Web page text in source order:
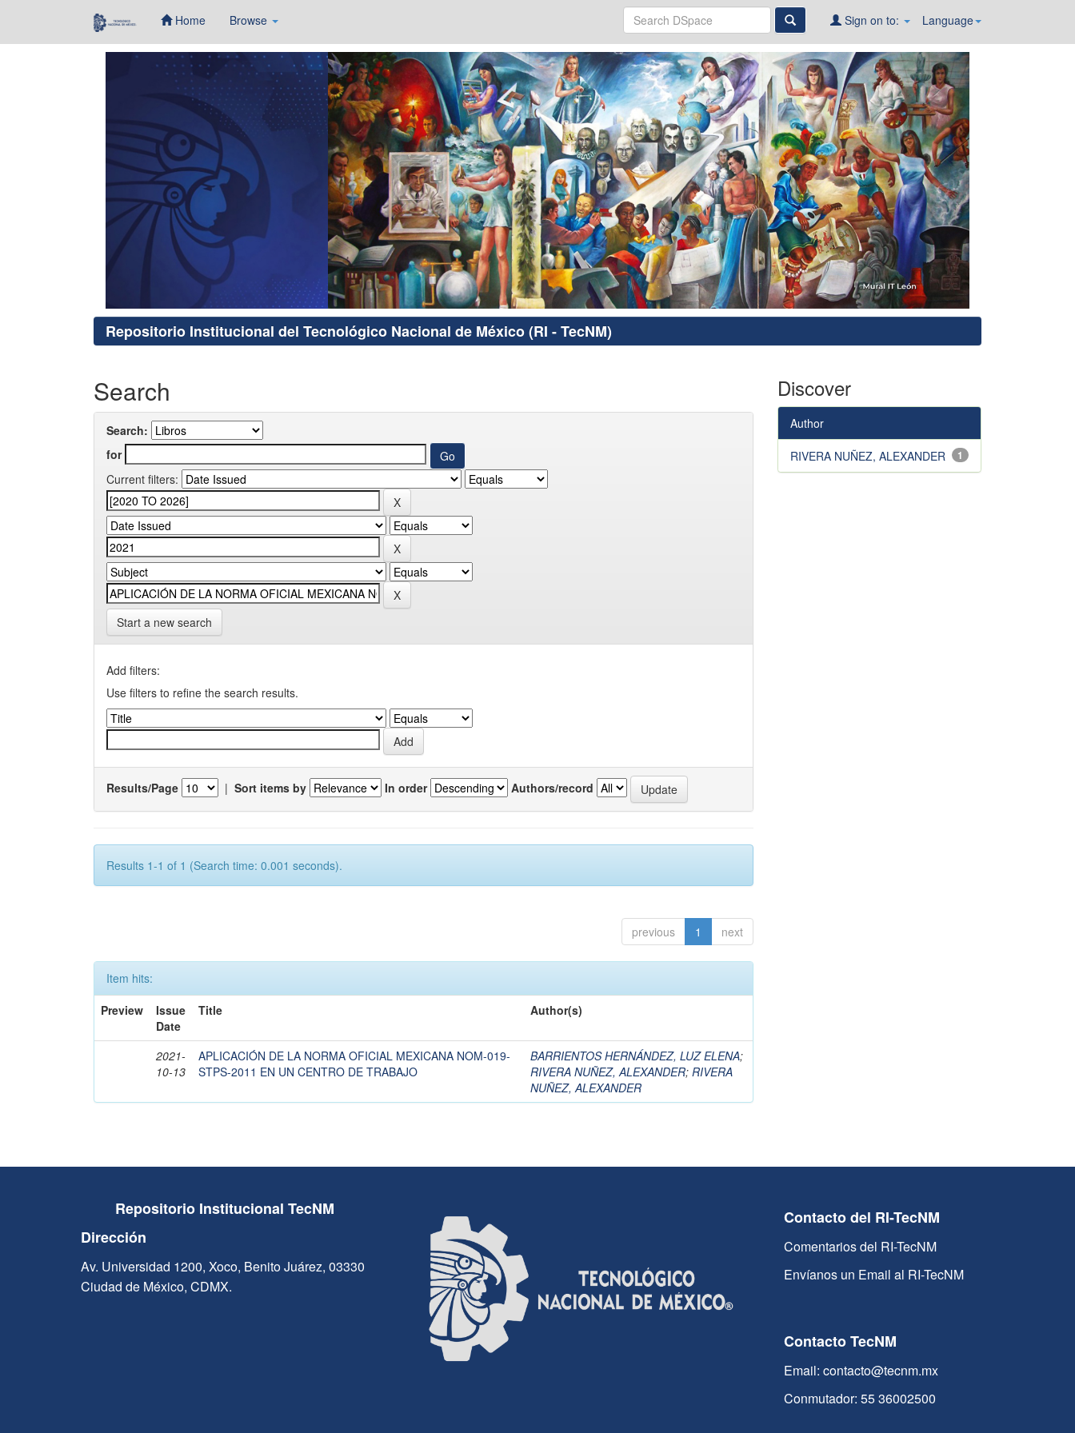
Home Browse Language
Sign on to:
Repositorio Institucional del Tecnológico Nacional de México (RI - TecNM)
Search
Search:
for
Current filters:
Start a new search
Add filters:
Use filters to refine the search results.
Results/Page | Sort items by In order Authors/record
Results 1-1 of 1 (Search time: 0.001 seconds).
previous 1 next
Item hits:
Preview
Issue
Date
Title Author(s)
2021-
10-13
APLICACIÓN DE LA NORMA OFICIAL MEXICANA NOM-019-
STPS-2011 EN UN CENTRO DE TRABAJO
BARRIENTOS HERNÁNDEZ, LUZ ELENA;
RIVERA NUÑEZ, ALEXANDER; RIVERA
NUÑEZ, ALEXANDER
Discover
Author
1
RIVERA NUÑEZ, ALEXANDER
Repositorio Institucional TecNM
Dirección
Av. Universidad 1200, Xoco, Benito Juárez, 03330
Ciudad de México, CDMX.
Contacto del RI-TecNM
Comentarios del RI-TecNM
Envíanos un Email al RI-TecNM
Contacto TecNM
Email: contacto@tecnm.mx
Conmutador: 55 36002500